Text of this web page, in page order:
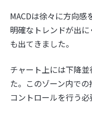
MACDは徐々に方向感
明確なトレンドが出
も出てきました。
チャート上には下降
た。このゾーン内で
コントロールを行う必